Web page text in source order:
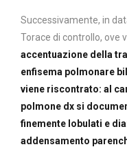
Successivamente, in
Torace di controllo, ove
accentuazione della
enfisema polmonare
viene riscontrato: al
polmone dx si
finemente lobulati e
addensamento